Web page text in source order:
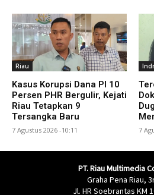
Riau
Kasus Korupsi Dana PI 10
Persen PHR Bergulir, Kejati
Riau Tetapkan 9
Tersangka Baru
7 Agustus 2026 -10:11 7
PT. Riau Multimedia
Graha Pena Riau,
Jl. HR Soebrantas KM